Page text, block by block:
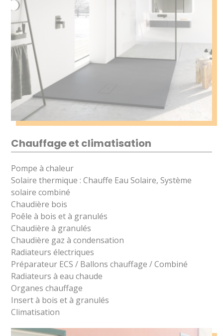
Chauffage et climatisation
Pompe à chaleur
Solaire thermique : Chauffe Eau Solaire, Système
solaire combiné
Chaudière bois
Poêle à bois et à granulés
Chaudière à granulés
Chaudière gaz à condensation
Radiateurs électriques
Préparateur ECS / Ballons chauffage / Combiné
Radiateurs à eau chaude
Organes chauffage
Insert à bois et à granulés
Climatisation